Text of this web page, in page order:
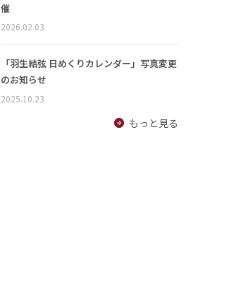
催
2026.02.03
「羽生結弦 日めくりカレンダー」写真変更
のお知らせ
2025.10.23
もっと見る